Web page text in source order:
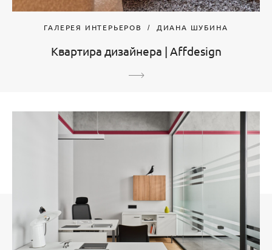
ГАЛЕРЕЯ ИНТЕРЬЕРОВ ДИАНА ШУБИНА
Квартира дизайнера | Affdesign